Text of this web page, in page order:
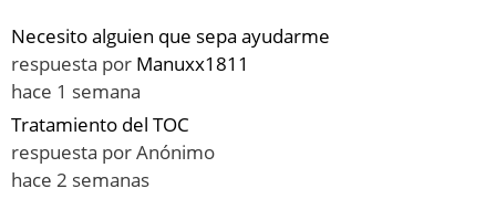
Necesito alguien que sepa ayudarme
respuesta por Manuxx1811
hace 1 semana
Tratamiento del TOC
respuesta porAnónimo
hace 2 semanas